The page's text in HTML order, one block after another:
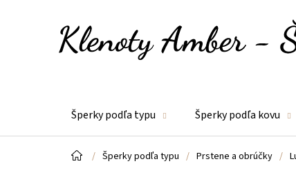
Šperky podľa typu Šperky podľa kovu
Domov
/ Šperky podľa typu / Prstene a obrúčky /